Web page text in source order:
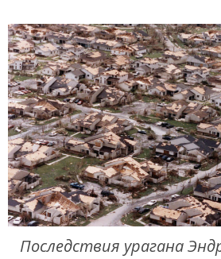
Последствия урагана